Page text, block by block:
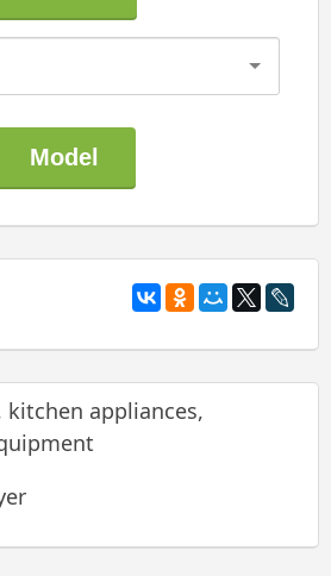
kitchen appliances,